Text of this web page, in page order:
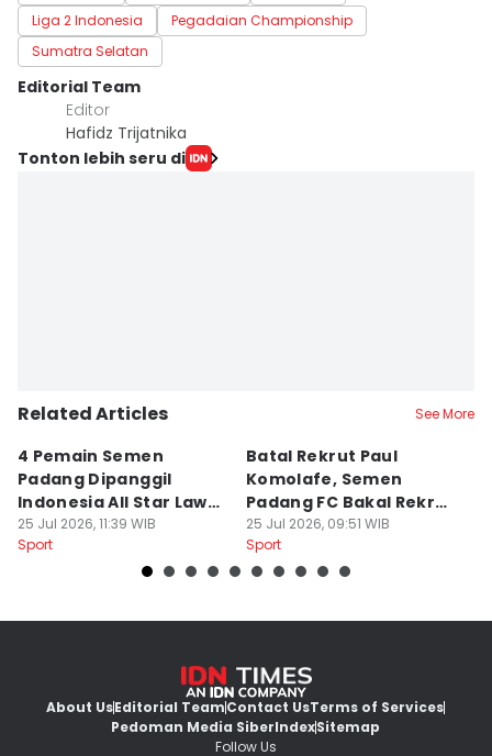
Liga 2 Indonesia
Pegadaian Championship
Sumatra Selatan
Editorial Team
Editor
Hafidz Trijatnika
Tonton lebih seru di
Related Articles See More
4 Pemain Semen
Padang Dipanggil
Indonesia All Star Lawan
Aston Villa
25 Jul 2026, 11:39 WIB
Sport
Batal Rekrut Paul
Komolafe, Semen
Padang FC Bakal Rekrut
Striker Baru
25 Jul 2026, 09:51 WIB
Sport
About UsEditorial TeamContact UsTerms of Services
Pedoman Media SiberIndexSitemap
Follow Us